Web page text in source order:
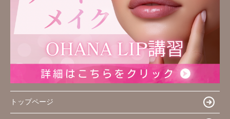
トップページ